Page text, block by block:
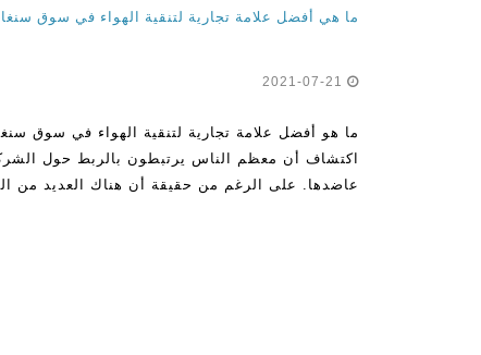
ما هي أفضل علامة تجارية لتنقية الهواء في سوق سنغافورة عام
اكتشاف أن معظم الناس يرتبطون بالربط حول
عاضدها. على الرغم من حقيقة أن هناك العديد من